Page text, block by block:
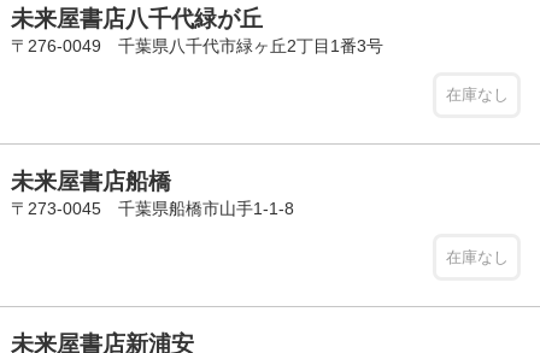
未来屋書店八千代緑が丘
〒276-0049 千葉県八千代市緑ヶ丘2丁目1番3号
在庫なし
未来屋書店船橋
〒273-0045 千葉県船橋市山手1-1-8
在庫なし
未来屋書店新浦安